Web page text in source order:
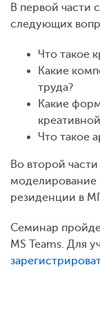
В первой части
следующих
Что такое
Какие
труда?
Какие
Что такое
Во второй
моделирование
резиденции в
Семинар
MS Teams. Для